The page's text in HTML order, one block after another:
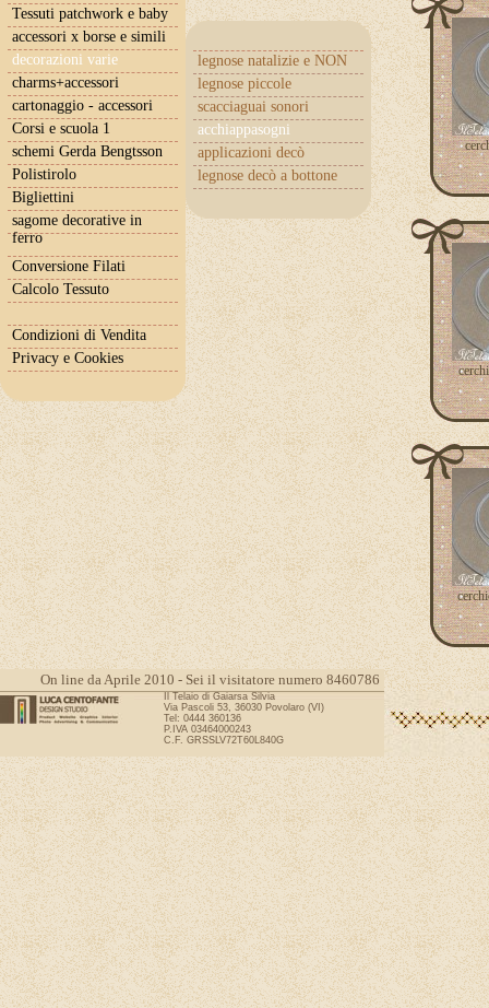
Tessuti patchwork e baby
accessori x borse e simili
decorazioni varie
legnose natalizie e NON
legnose piccole
scacciaguai sonori
acchiappasogni
applicazioni decò
legnose decò a bottone
charms+accessori
cartonaggio - accessori
Corsi e scuola 1
schemi Gerda Bengtsson
Polistirolo
Bigliettini
sagome decorative in
ferro
Conversione Filati
Calcolo Tessuto
Condizioni di Vendita
Privacy e Cookies
On line da Aprile 2010 - Sei il visitatore numero 8460786
Il Telaio di Gaiarsa Silvia
Via Pascoli 53, 36030 Povolaro (VI)
Tel: 0444 360136
P.IVA 03464000243
C.F. GRSSLV72T60L840G